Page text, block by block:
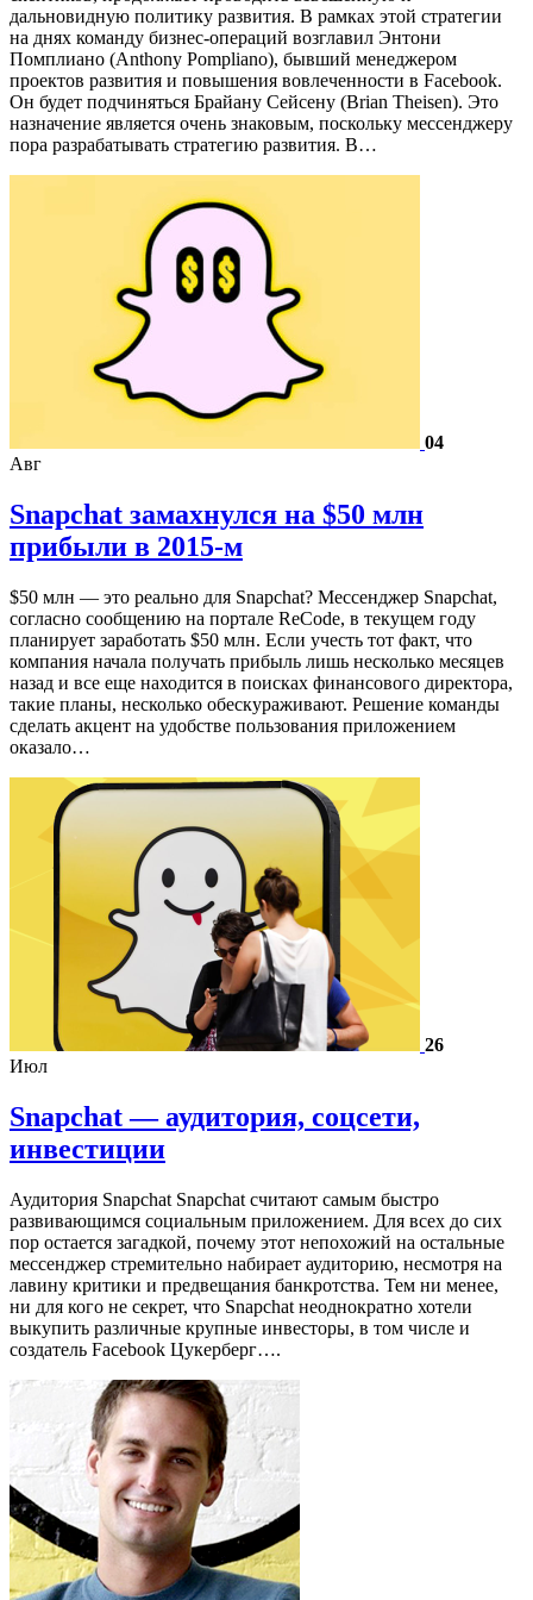
дальновидную политику развития. В рамках этой стратегии
на днях команду бизнес-операций возглавил Энтони
Помплиано (Anthony Pompliano), бывший менеджером
проектов развития и повышения вовлеченности в Facebook.
Он будет подчиняться Брайану Сейсену (Brian Theisen). Это
назначение является очень знаковым, поскольку мессенджеру
пора разрабатывать стратегию развития. В…
04
Авг
Snapchat замахнулся на $50 млн
прибыли в 2015-м
$50 млн — это реально для Snapchat? Мессенджер Snapchat,
согласно сообщению на портале ReCode, в текущем году
планирует заработать $50 млн. Если учесть тот факт, что
компания начала получать прибыль лишь несколько месяцев
назад и все еще находится в поисках финансового директора,
такие планы, несколько обескураживают. Решение команды
сделать акцент на удобстве пользования приложением
оказало…
26
Июл
Snapchat — аудитория, соцсети,
инвестиции
Аудитория Snapchat Snapchat считают самым быстро
развивающимся социальным приложением. Для всех до сих
пор остается загадкой, почему этот непохожий на остальные
мессенджер стремительно набирает аудиторию, несмотря на
лавину критики и предвещания банкротства. Тем ни менее,
ни для кого не секрет, что Snapchat неоднократно хотели
выкупить различные крупные инвесторы, в том числе и
создатель Facebook Цукерберг….